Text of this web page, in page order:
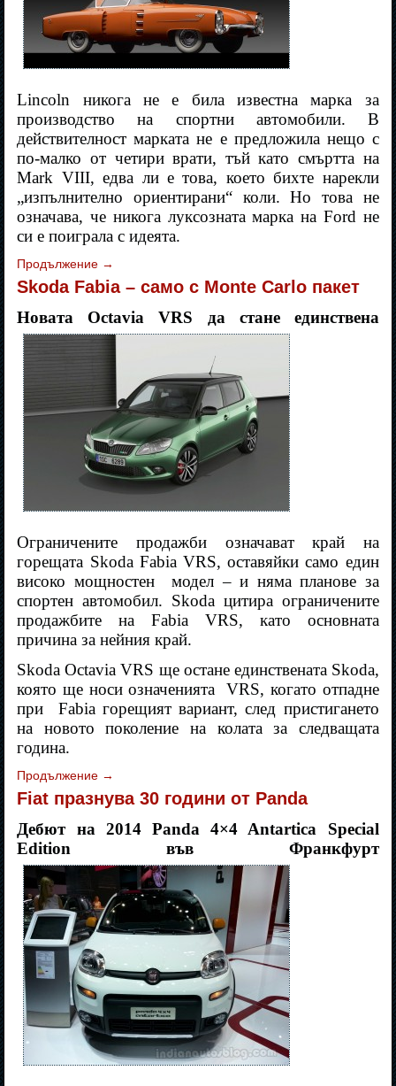
Lincoln никога не е била известна марка за
производство на спортни автомобили. В
действителност марката не е предложила нещо с
по-малко от четири врати, тъй като смъртта на
Mark VIII, едва ли е това, което бихте нарекли
„изпълнително ориентирани“ коли. Но това не
означава, че никога луксозната марка на Ford не
си е поиграла с идеята.
Продължение →
Skoda Fabia – само с Monte Carlo пакет
Новата Octavia VRS да стане единствена
Ограничените продажби означават край на
горещата Skoda Fabia VRS, оставяйки само един
високо мощностен
модел – и няма планове за
спортен автомобил. Skoda цитира ограничените
продажбите на Fabia VRS, като основната
причина за нейния край.
Skoda Octavia VRS ще остане единствената Skoda,
която ще носи означенията
VRS, когато отпадне
при
Fabia горещият вариант, след пристигането
на новото поколение на колата за следващата
година.
Продължение →
Fiat празнува 30 години от Panda
Дебют на 2014 Panda 4×4 Antartica Special
Edition във Франкфурт